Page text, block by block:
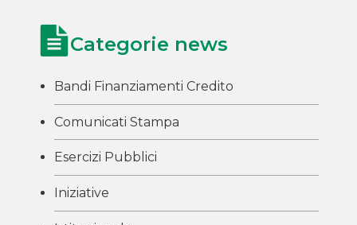
Categorie news
Bandi Finanziamenti Credito
Comunicati Stampa
Esercizi Pubblici
Iniziative